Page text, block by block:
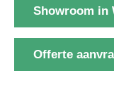
Showroom in
Offerte